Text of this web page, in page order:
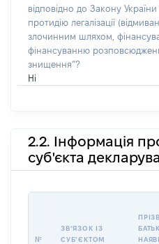
відповідно до Закону
протидію легалізації
злочинним шляхом,
фінансуванню
знищення”?
Ні
2.2. Інформація
суб'єкта
№
ЗВʼЯЗОК ІЗ
СУБʼЄКТОМ